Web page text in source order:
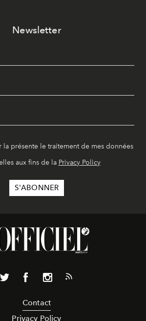
Newsletter
la présente le traitement de mes données
aux fins de la Privacy Policy
Contact
Privacy Policy